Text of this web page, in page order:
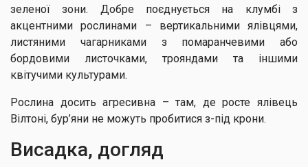
зеленої зони. Добре поєднується на клумбі з
акцентними рослинами – вертикальними ялівцями,
листяними чагарниками з помаранчевими або
бордовими листочками, трояндами та іншими
квітучими культурами.
Рослина досить агресивна – там, де росте ялівець
Вілтоні, бур’яни не можуть пробитися з-під крони.
Висадка, догляд